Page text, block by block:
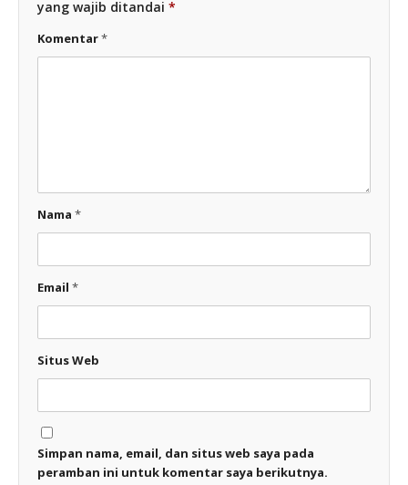
yang wajib ditandai *
Komentar*
Nama *
Email *
Situs Web
Simpan nama, email, dan situs web saya pada
peramban ini untuk komentar saya berikutnya.